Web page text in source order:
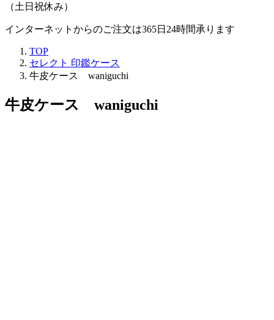
（土日祝休み）
インターネットからのご注文は365日24時間承ります
TOP
セレクト 印鑑ケース
牛皮ケース waniguchi
牛皮ケース waniguchi